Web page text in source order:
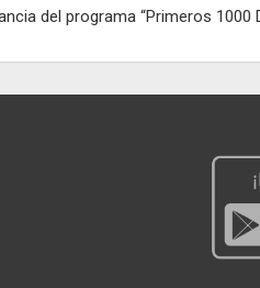
del programa “Primeros 1000